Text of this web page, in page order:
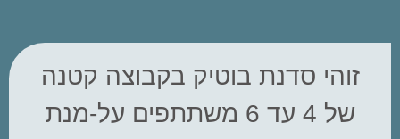
זוהי סדנת בוטיק בקבוצה קטנה
של 4 עד 6 משתתפים על-מנת